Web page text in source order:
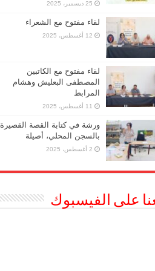
25 ديسمبر، 2025
لقاء مفتوح مع الشعراء
12 أغسطس، 2025
لقاء مفتوح مع الكاتبين
المصطفى البعليش وهشام
المرابط
11 أغسطس، 2025
ورشة في كتابة القصة القصيرة
بالسجن المحلي، أصيلة
2 أغسطس، 2025
على الفيسبوك